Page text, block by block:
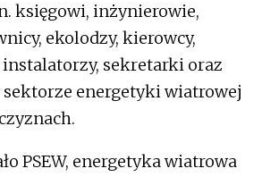
księgowi, inżynierowie,
ekolodzy, kierowcy,
sekretarki oraz
energetyki wiatrowej
PSEW, energetyka wiatrowa